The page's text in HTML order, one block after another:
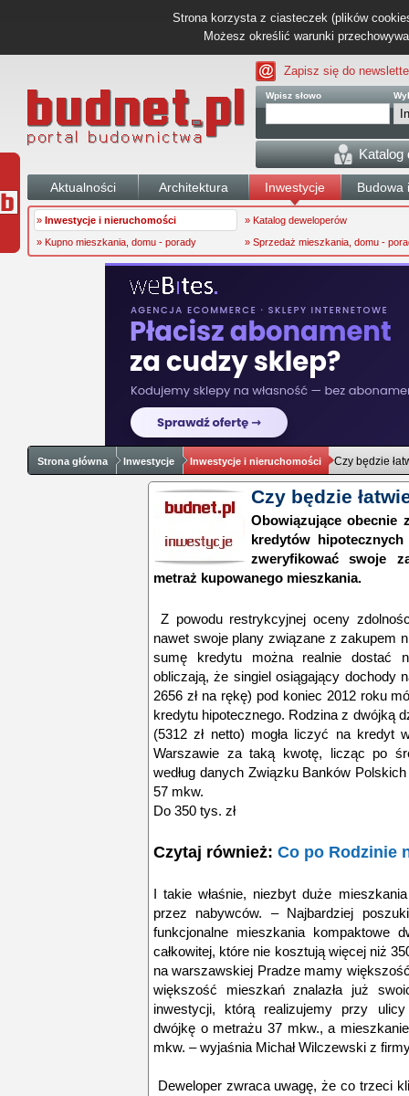
Strona korzysta z ciasteczek (plików
Możesz określić warunki
Zapisz się do
Wpisz słowo
Katalog
Aktualności Architektura Inwestycje Budowa
» Inwestycje i nieruchomości
» Katalog deweloperów
» Kupno mieszkania, domu - porady
» Sprzedaż mieszkania, domu -
Strona główna Inwestycje Inwestycje i nieruchomości Czy będzie
Czy będzie
Obowiązujące obecnie
kredytów
zweryfikować swoje
metraż kupowanego mieszkania.
Z powodu restrykcyjnej oceny
nawet swoje plany związane z zakupem
sumę kredytu można realnie dostać
obliczają, że singiel osiągający dochody
2656 zł na rękę) pod koniec 2012 roku
kredytu hipotecznego. Rodzina z dwójką
(5312 zł netto) mogła liczyć na kredyt
Warszawie za taką kwotę, licząc po
według danych Związku Banków
57 mkw.
Do 350 tys. zł
Czytaj również: Co po Rodzinie
I takie właśnie, niezbyt duże
przez nabywców. – Najbardziej
funkcjonalne mieszkania kompaktowe
całkowitej, które nie kosztują więcej niż
na warszawskiej Pradze mamy
większość mieszkań znalazła już
inwestycji, którą realizujemy przy
dwójkę o metrażu 37 mkw., a
mkw. – wyjaśnia Michał Wilczewski z
Deweloper zwraca uwagę, że co trzeci